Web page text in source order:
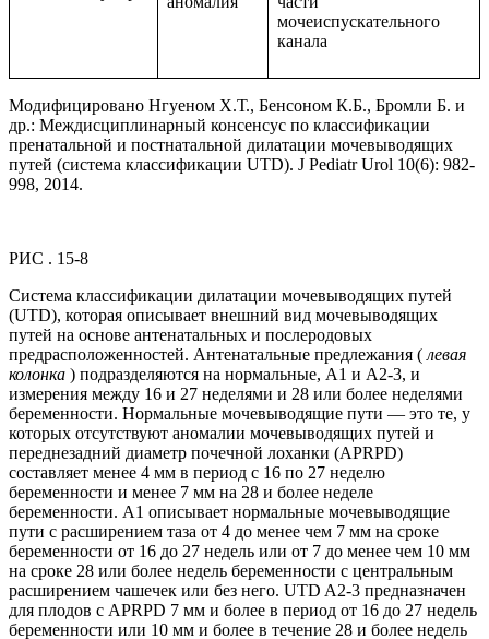
мочеиспускательного
канала
Модифицировано Нгуеном Х.Т., Бенсоном К.Б., Бромли Б. и
др.: Междисциплинарный консенсус по классификации
пренатальной и постнатальной дилатации мочевыводящих
путей (система классификации UTD). J Pediatr Urol 10(6): 982-
998, 2014.
РИС . 15-8
Система классификации дилатации мочевыводящих путей
(UTD), которая описывает внешний вид мочевыводящих
путей на основе антенатальных и послеродовых
предрасположенностей. Антенатальные предлежания ( левая
колонка ) подразделяются на нормальные, A1 и A2-3, и
измерения между 16 и 27 неделями и 28 или более неделями
беременности. Нормальные мочевыводящие пути — это те, у
которых отсутствуют аномалии мочевыводящих путей и
переднезадний диаметр почечной лоханки (APRPD)
составляет менее 4 мм в период с 16 по 27 неделю
беременности и менее 7 мм на 28 и более неделе
беременности. A1 описывает нормальные мочевыводящие
пути с расширением таза от 4 до менее чем 7 мм на сроке
беременности от 16 до 27 недель или от 7 до менее чем 10 мм
на сроке 28 или более недель беременности с центральным
расширением чашечек или без него. UTD A2-3 предназначен
для плодов с APRPD 7 мм и более в период от 16 до 27 недель
беременности или 10 мм и более в течение 28 и более недель